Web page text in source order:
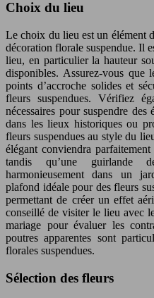
Choix du lieu
Le choix du lieu est un élément
décoration florale suspendue. Il
lieu, en particulier la hauteur
disponibles. Assurez-vous que
points d’accroche solides et
fleurs suspendues. Vérifiez
nécessaires pour suspendre
dans les lieux historiques ou
fleurs suspendues au style du
élégant conviendra
tandis qu’une guirlande
harmonieusement dans un
plafond idéale pour des fleurs
permettant de créer un effet
conseillé de visiter le lieu avec
mariage pour évaluer les
poutres apparentes sont
florales suspendues.
Sélection des fleurs